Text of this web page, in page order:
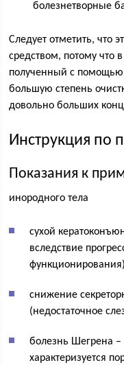
болезнетворные
Следует отметить, что
средством, потому что
полученный с
большую степень
довольно больших
Инструкция по
Показания к
инородного тела
сухой
вследствие
снижение
(недостаточное
болезнь Шегрена –
характеризуется